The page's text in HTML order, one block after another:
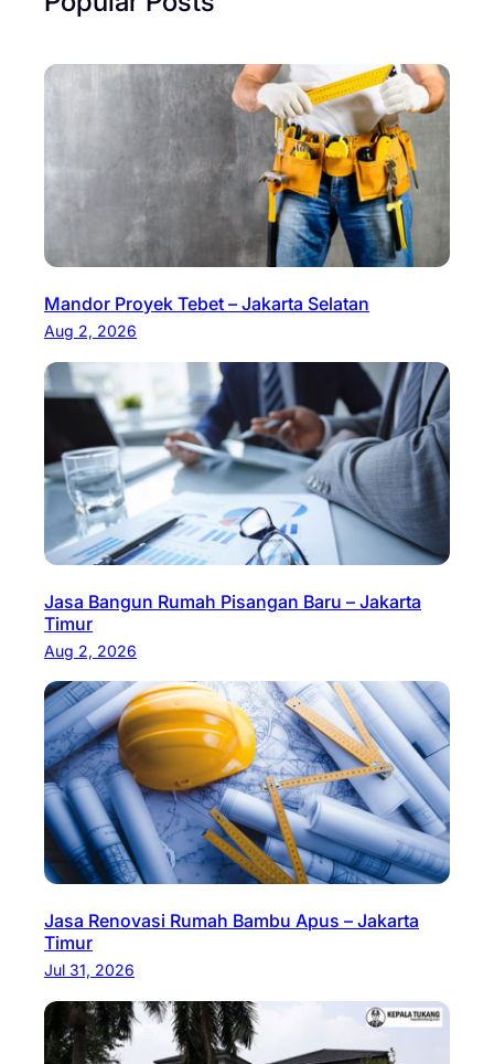
Mandor Proyek Tebet – Jakarta Selatan
Aug 2, 2026
Jasa Bangun Rumah Pisangan Baru – Jakarta
Timur
Aug 2, 2026
Jasa Renovasi Rumah Bambu Apus – Jakarta
Timur
Jul 31, 2026